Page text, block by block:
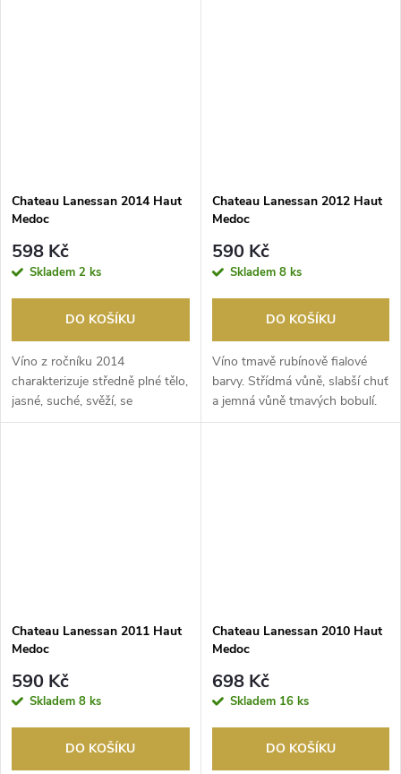
Chateau Lanessan 2014 Haut
Medoc
598 Kč
Skladem 2 ks
DO KOŠÍKU
Víno z ročníku 2014
charakterizuje středně plné tělo,
jasné, suché, svěží, se
zaměřením na akcenty č...
Chateau Lanessan 2012 Haut
Medoc
590 Kč
Skladem 8 ks
DO KOŠÍKU
Víno tmavě rubínově fialové
barvy. Střídmá vůně, slabší chuť
a jemná vůně tmavých bobulí.
Na patře h...
Chateau Lanessan 2011 Haut
Medoc
590 Kč
Skladem 8 ks
DO KOŠÍKU
Chateau Lanessan 2010 Haut
Medoc
698 Kč
Skladem 16 ks
DO KOŠÍKU